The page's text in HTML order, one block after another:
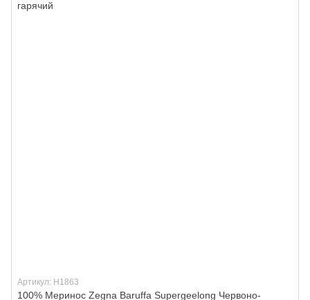
Артикул: H1863
100% Меринос Zegna Baruffa Supergeelong Червоно-